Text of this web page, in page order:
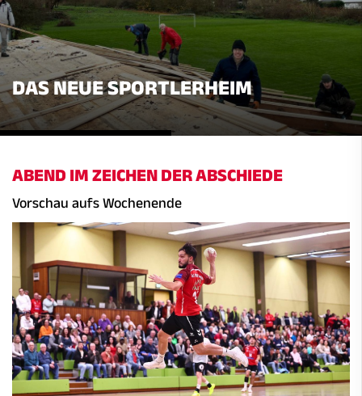
DAS NEUE SPORTLERHEIM
ABEND IM ZEICHEN DER ABSCHIEDE
Vorschau aufs Wochenende